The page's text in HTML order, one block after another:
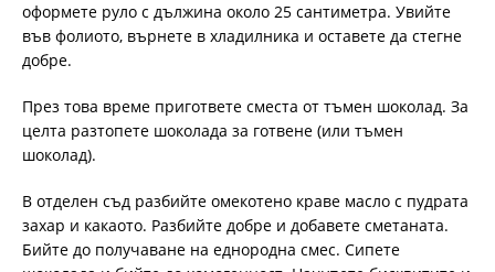
оформете руло с дължина около 25 сантиметра. Увийте
във фолиото, върнете в хладилника и оставете да стегне
добре.
През това време пригответе сместа от тъмен шоколад. За
целта разтопете шоколада за готвене (или тъмен
шоколад).
В отделен съд разбийте омекотено краве масло с пудрата
захар и какаото. Разбийте добре и добавете сметаната.
Бийте до получаване на еднородна смес. Сипете